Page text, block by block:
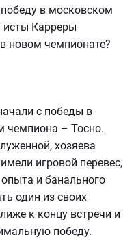
в московском
исты Карреры
новом чемпионате?
с победы в
чемпиона – Тосно.
хозяева
игровой перевес,
и банального
один из своих
к концу встречи и
победу.